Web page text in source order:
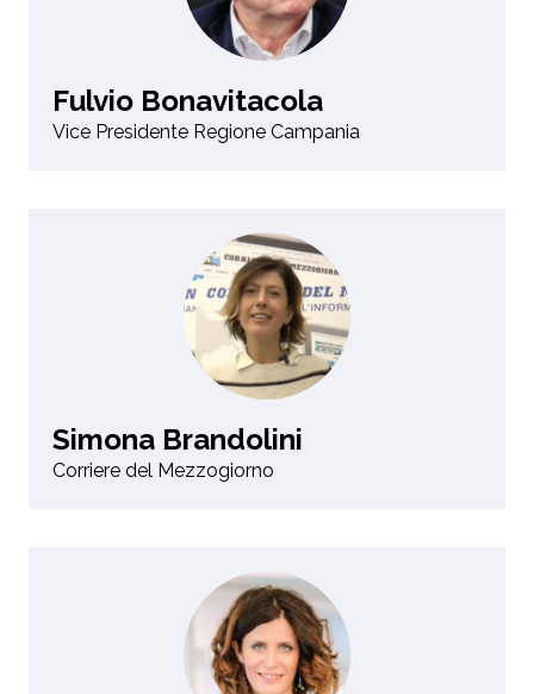
Fulvio Bonavitacola
Vice Presidente Regione Campania
Simona Brandolini
Corriere del Mezzogiorno